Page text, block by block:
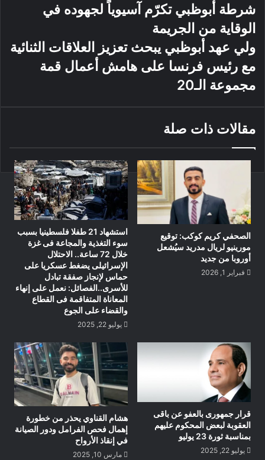
وفي ختام اللقاء، أكَّد الجانبان أهمية استمرار التنسيق بين البلدين،
لدفع مسيرة التعاون المشترك، وتعزيز الشراكات التي تخدم مصالح
الشعبين الشقيقين.
شرطة أبوظبي تكرّم آسيوياً لجهوده في
الوقاية من الجريمة
ولي عهد أبوظبي يبحث تعزيز العلاقات الثنائية
مع رئيس فرنسا على هامش أعمال قمة
مجموعة الـ20
مقالات ذات صلة
الصحفي كريم كوكب: توقيع
مورينيو لريال مدريد سيُشعل
أوروبا من جديد
فبراير 1, 2026
استشهاد 21 طفلا فلسطينيا بسبب
سوء التغذية والمجاعة فى غزة
خلال 72 ساعة.. الاحتلال
الإسرائيلى يضغط عسكريا على
حماس لإنجاز صفقة تبادل
للأسرى..الفصائل: نعمل على إنهاء
المعاناة المتفاقمة فى القطاع
والقضاء على الجوع
يوليو 22, 2025
قرار جمهورى بالعفو عن باقى
العقوبة لبعض المحكوم عليهم
بمناسبة ثورة 23 يوليو
يوليو 22, 2025
هشام القناوي يحذر من خطورة
إهمال فحص الفرامل ودور الصيانة
في إنقاذ الأرواح
مارس 10, 2025